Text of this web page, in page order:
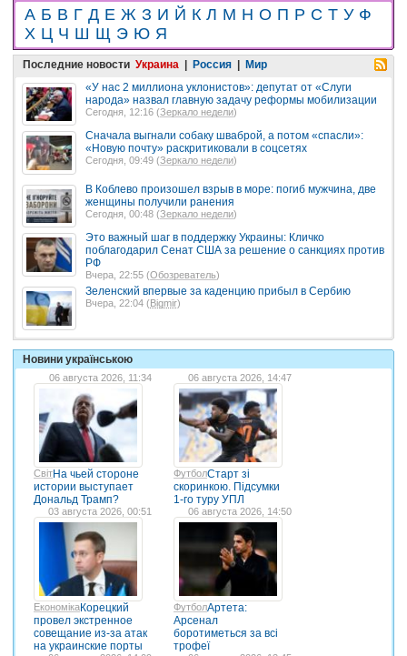
А Б В Г Д Е Ж З И Й К Л М Н О П Р С Т У Ф
Х Ц Ч Ш Щ Э Ю Я
Последние новости Украина | Россия | Мир
«У нас 2 миллиона уклонистов»: депутат от «Слуги
народа» назвал главную задачу реформы мобилизации
Сегодня, 12:16 (Зеркало недели)
Сначала выгнали собаку шваброй, а потом «спасли»:
«Новую почту» раскритиковали в соцсетях
Сегодня, 09:49 (Зеркало недели)
В Коблево произошел взрыв в море: погиб мужчина, две
женщины получили ранения
Сегодня, 00:48 (Зеркало недели)
Это важный шаг в поддержку Украины: Кличко
поблагодарил Сенат США за решение о санкциях против
РФ
Вчера, 22:55 (Обозреватель)
Зеленский впервые за каденцию прибыл в Сербию
Вчера, 22:04 (Bigmir)
Новини українською
06 августа 2026, 11:34
СвітНа чьей стороне
истории выступает
Дональд Трамп?
06 августа 2026, 14:47
ФутболСтарт зі
скоринкою. Підсумки
1-го туру УПЛ
03 августа 2026, 00:51
ЕкономікаКорецкий
провел экстренное
совещание из-за атак
на украинские порты
06 августа 2026, 14:50
ФутболАртета:
Арсенал
боротиметься за всі
трофеї